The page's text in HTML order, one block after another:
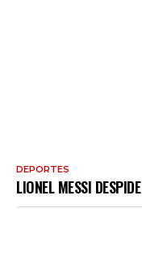
DEPORTES
LIONEL MESSI